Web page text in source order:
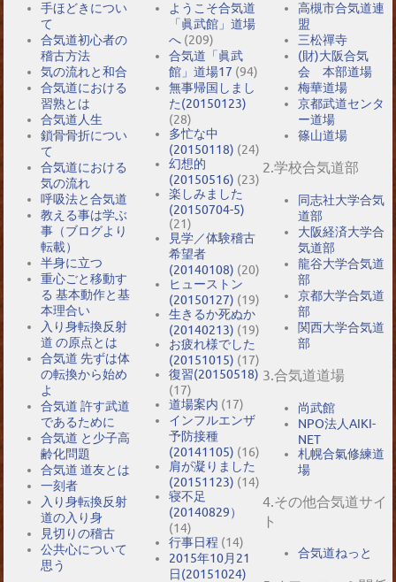
手ほどきについ
て
合気道初心者の
稽古方法
気の流れと和合
合気道における
習熟とは
合気道人生
鎖骨骨折につい
て
合気道における
気の流れ
呼吸法と合気道
教える事は学ぶ
事（ブログより
転載）
半身に立つ
重心ごと移動す
る 基本動作と基
本理合い
入り身転換反射
道 の原点とは
合気道 先ずは体
の転換から始め
よ
合気道 許す武道
であるために
合気道 と少子高
齢化問題
合気道 道友とは
一刻者
入り身転換反射
道の入り身
見切りの稽古
公共心について
思う
ようこそ合気道
「眞武館」道場
へ (209)
合気道「眞武
館」道場17 (94)
無事帰国しまし
た(20150123)
(28)
多忙な中
(20150118) (24)
幻想的
(20150516) (23)
楽しみました
(20150704-5)
(21)
見学／体験稽古
希望者
(20140108) (20)
ヒューストン
(20150127) (19)
生きるか死ぬか
(20140213) (19)
お疲れ様でした
(20151015) (17)
復習(20150518)
(17)
道場案内 (17)
インフルエンザ
予防接種
(20141105) (16)
肩が凝りました
(20151123) (14)
寝不足
(20140829）
(14)
行事日程 (14)
2015年10月21
日(20151024)
高槻市合気道連
盟
三松禪寺
(財)大阪合気
会 本部道場
梅華道場
京都武道センタ
ー道場
篠山道場
2.学校合気道部
同志社大学合気
道部
大阪経済大学合
気道部
龍谷大学合気道
部
京都大学合気道
部
関西大学合気道
部
3.合気道道場
尚武館
NPO法人AIKI-
NET
札幌合氣修練道
場
4.その他合気道サイ
ト
合気道ねっと